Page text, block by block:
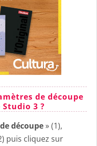
de découpe
3 ?
découpe» (1),
puis cliquez sur